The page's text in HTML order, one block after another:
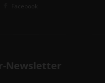
Facebook
Newsletter